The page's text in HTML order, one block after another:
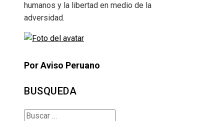
humanos y la libertad en medio de la
adversidad.
Por Aviso Peruano
BUSQUEDA
Buscar: